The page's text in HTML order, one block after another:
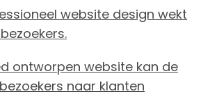
website design wekt
ontworpen website kan de
naar klanten